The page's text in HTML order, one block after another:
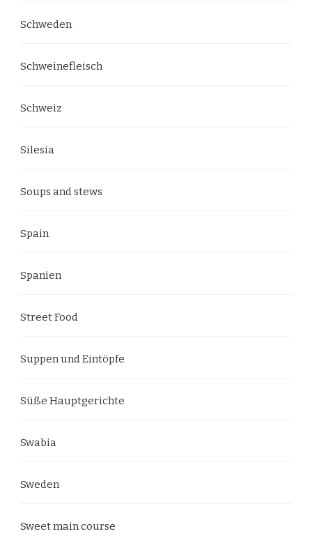
Schweden
Schweinefleisch
Schweiz
Silesia
Soups and stews
Spain
Spanien
Street Food
Suppen und Eintöpfe
Süße Hauptgerichte
Swabia
Sweden
Sweet main course